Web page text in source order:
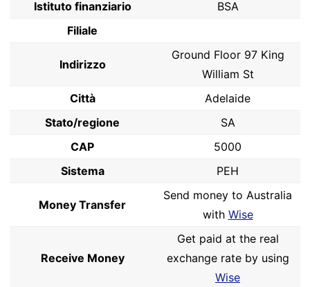
Istituto finanziario
BSA
Filiale
Indirizzo
Ground Floor 97 King
William St
Città
Adelaide
Stato/regione
SA
CAP
5000
Sistema
PEH
Money Transfer
Send money to Australia
with Wise
Receive Money
Get paid at the real
exchange rate by using
Wise